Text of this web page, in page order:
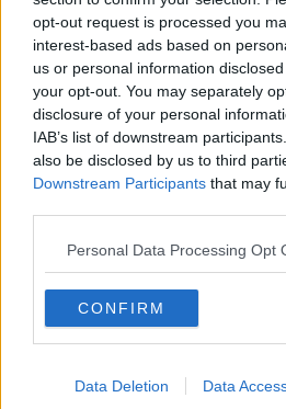
opt-out request is processed you
interest-based ads based on
us or personal information
your opt-out. You may separately
disclosure of your personal
IAB’s list of downstream
also be disclosed by us to third
Downstream Participants that may
Personal Data Processing Opt
CONFIRM
Data Deletion Data